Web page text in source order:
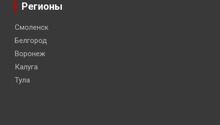
Регионы
Смоленск
Белгород
Воронеж
Калуга
Тула